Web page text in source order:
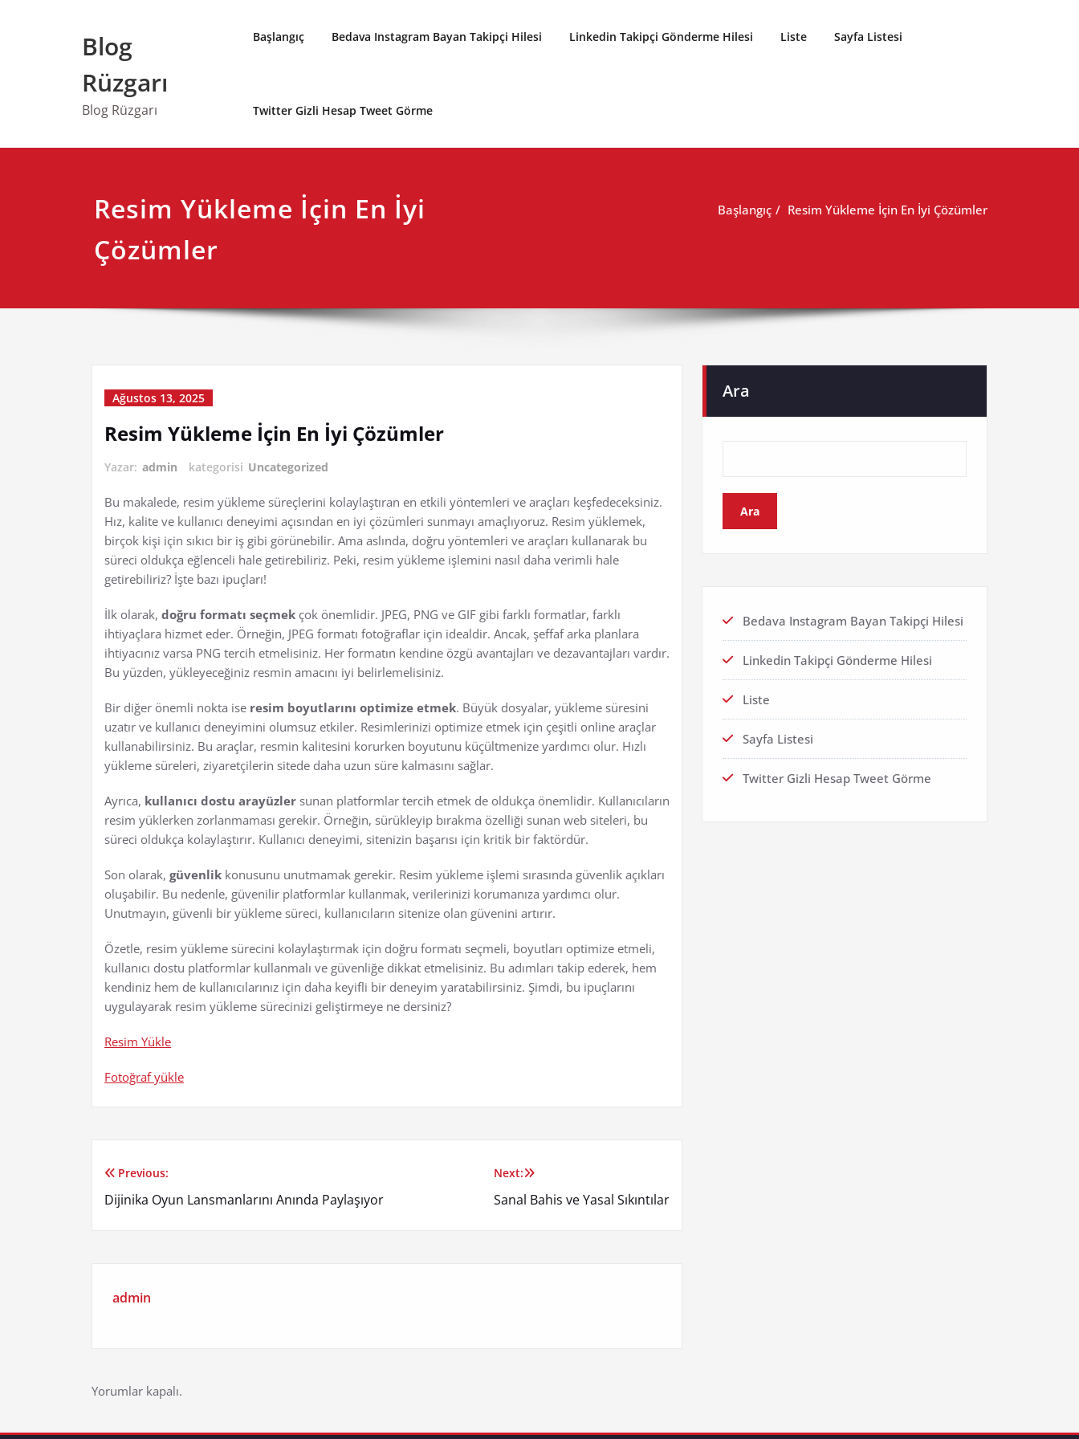
Blog
Rüzgarı
Blog Rüzgarı
Başlangıç Bedava Instagram Bayan Takipçi Hilesi Linkedin Takipçi Gönderme Hilesi Liste Sayfa Listesi
Twitter Gizli Hesap Tweet Görme
Resim Yükleme İçin En İyi
Çözümler
Başlangıç Resim Yükleme İçin En İyi Çözümler
Ağustos 13, 2025
Resim Yükleme İçin En İyi Çözümler
Yazar: admin kategorisi Uncategorized
Bu makalede, resim yükleme süreçlerini kolaylaştıran en etkili yöntemleri ve araçları keşfedeceksiniz.
Hız, kalite ve kullanıcı deneyimi açısından en iyi çözümleri sunmayı amaçlıyoruz. Resim yüklemek,
birçok kişi için sıkıcı bir iş gibi görünebilir. Ama aslında, doğru yöntemleri ve araçları kullanarak bu
süreci oldukça eğlenceli hale getirebiliriz. Peki, resim yükleme işlemini nasıl daha verimli hale
getirebiliriz? İşte bazı ipuçları!
İlk olarak, doğru formatı seçmek çok önemlidir. JPEG, PNG ve GIF gibi farklı formatlar, farklı
ihtiyaçlara hizmet eder. Örneğin, JPEG formatı fotoğraflar için idealdir. Ancak, şeffaf arka planlara
ihtiyacınız varsa PNG tercih etmelisiniz. Her formatın kendine özgü avantajları ve dezavantajları vardır.
Bu yüzden, yükleyeceğiniz resmin amacını iyi belirlemelisiniz.
Bir diğer önemli nokta ise resim boyutlarını optimize etmek. Büyük dosyalar, yükleme süresini
uzatır ve kullanıcı deneyimini olumsuz etkiler. Resimlerinizi optimize etmek için çeşitli online araçlar
kullanabilirsiniz. Bu araçlar, resmin kalitesini korurken boyutunu küçültmenize yardımcı olur. Hızlı
yükleme süreleri, ziyaretçilerin sitede daha uzun süre kalmasını sağlar.
Ayrıca, kullanıcı dostu arayüzler sunan platformlar tercih etmek de oldukça önemlidir. Kullanıcıların
resim yüklerken zorlanmaması gerekir. Örneğin, sürükleyip bırakma özelliği sunan web siteleri, bu
süreci oldukça kolaylaştırır. Kullanıcı deneyimi, sitenizin başarısı için kritik bir faktördür.
Son olarak, güvenlik konusunu unutmamak gerekir. Resim yükleme işlemi sırasında güvenlik açıkları
oluşabilir. Bu nedenle, güvenilir platformlar kullanmak, verilerinizi korumanıza yardımcı olur.
Unutmayın, güvenli bir yükleme süreci, kullanıcıların sitenize olan güvenini artırır.
Özetle, resim yükleme sürecini kolaylaştırmak için doğru formatı seçmeli, boyutları optimize etmeli,
kullanıcı dostu platformlar kullanmalı ve güvenliğe dikkat etmelisiniz. Bu adımları takip ederek, hem
kendiniz hem de kullanıcılarınız için daha keyifli bir deneyim yaratabilirsiniz. Şimdi, bu ipuçlarını
uygulayarak resim yükleme sürecinizi geliştirmeye ne dersiniz?
Resim Yükle
Fotoğraf yükle
Yazı
Previous:
Dijinika Oyun Lansmanlarını Anında Paylaşıyor
Next:
Sanal Bahis ve Yasal Sıkıntılar
admin
Yorumlar kapalı.
Ara
Ara
Bedava Instagram Bayan Takipçi Hilesi
Linkedin Takipçi Gönderme Hilesi
Liste
Sayfa Listesi
Twitter Gizli Hesap Tweet Görme